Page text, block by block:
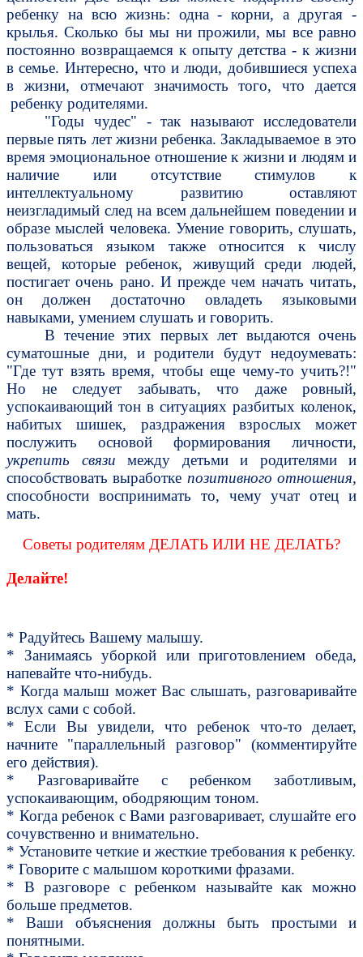
ребенку на всю жизнь: одна - корни, а другая -
крылья. Сколько бы мы ни прожили, мы все равно
постоянно возвращаемся к опыту детства - к жизни
в семье. Интересно, что и люди, добившиеся успеха
в жизни, отмечают значимость того, что дается
ребенку родителями.
"Годы чудес" - так называют исследователи
первые пять лет жизни ребенка. Закладываемое в это
время эмоциональное отношение к жизни и людям и
наличие или отсутствие стимулов к
интеллектуальному развитию оставляют
неизгладимый след на всем дальнейшем поведении и
образе мыслей человека. Умение говорить, слушать,
пользоваться языком также относится к числу
вещей, которые ребенок, живущий среди людей,
постигает очень рано. И прежде чем начать читать,
он должен достаточно овладеть языковыми
навыками, умением слушать и говорить.
В течение этих первых лет выдаются очень
суматошные дни, и родители будут недоумевать:
"Где тут взять время, чтобы еще чему-то учить?!"
Но не следует забывать, что даже ровный,
успокаивающий тон в ситуациях разбитых коленок,
набитых шишек, раздражения взрослых может
послужить основой формирования личности,
укрепить связи между детьми и родителями и
способствовать выработке позитивного отношения,
способности воспринимать то, чему учат отец и
мать.
Советы родителям ДЕЛАТЬ ИЛИ НЕ ДЕЛАТЬ?
Делайте!
* Радуйтесь Вашему малышу.
* Занимаясь уборкой или приготовлением обеда,
напевайте что-нибудь.
* Когда малыш может Вас слышать, разговаривайте
вслух сами с собой.
* Если Вы увидели, что ребенок что-то делает,
начните "параллельный разговор" (комментируйте
его действия).
* Разговаривайте с ребенком заботливым,
успокаивающим, ободряющим тоном.
* Когда ребенок с Вами разговаривает, слушайте его
сочувственно и внимательно.
* Установите четкие и жесткие требования к ребенку.
* Говорите с малышом короткими фразами.
* В разговоре с ребенком называйте как можно
больше предметов.
* Ваши объяснения должны быть простыми и
понятными.